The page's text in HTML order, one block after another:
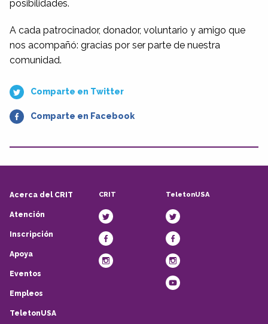
posibilidades.
A cada patrocinador, donador, voluntario y amigo que
nos acompañó: gracias por ser parte de nuestra
comunidad.
Comparte en Twitter
Comparte en Facebook
Acerca del CRIT
Atención
Inscripción
Apoya
Eventos
Empleos
TeletonUSA
CRIT TeletonUSA